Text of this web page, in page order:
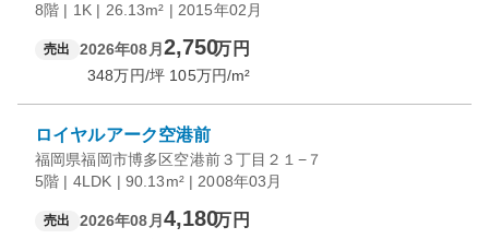
8階 | 1K | 26.13m² | 2015年02月
売出 2026年08月 2,750万円
348万円/坪 105万円/m²
ロイヤルアーク空港前
福岡県福岡市博多区空港前３丁目２１−７
5階 | 4LDK | 90.13m² | 2008年03月
売出 2026年08月 4,180万円